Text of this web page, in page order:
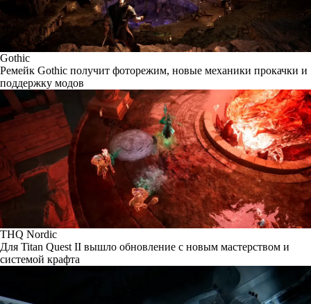
Gothic
Ремейк Gothic получит фоторежим, новые механики прокачки и
поддержку модов
THQ Nordic
Для Titan Quest II вышло обновление с новым мастерством и
системой крафта